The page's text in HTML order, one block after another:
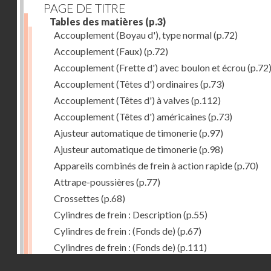
PAGE DE TITRE
Tables des matières (p.3)
Accouplement (Boyau d'), type normal(p.72)
Accouplement (Faux) (p.72)
Accouplement (Frette d') avec boulon et écrou(p.72)
Accouplement (Têtes d') ordinaires (p.73)
Accouplement (Têtes d') à valves (p.112)
Accouplement (Têtes d') américaines (p.73)
Ajusteur automatique de timonerie(p.97)
Ajusteur automatique de timonerie(p.98)
Appareils combinés de frein à action rapide(p.70)
Attrape-poussières (p.77)
Crossettes (p.68)
Cylindres de frein : Description(p.55)
Cylindres de frein : (Fonds de) (p.67)
Cylindres de frein : (Fonds de) (p.111)